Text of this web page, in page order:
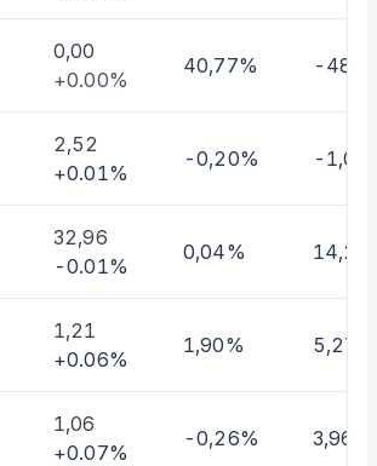
0,00
+0.00%
40,77% -
2,52
+0.01%
-0,20% -
32,96
-0.01%
0,04%
1,21
+0.06%
1,90% 5,27%
1,06
+0.07%
-0,26% 3,96%